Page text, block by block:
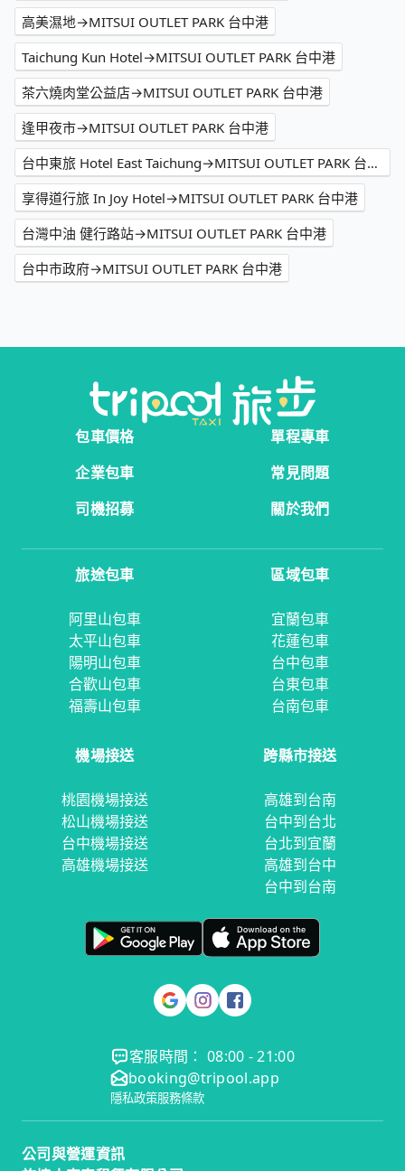
高美濕地→MITSUI OUTLET PARK 台中港
Taichung Kun Hotel→MITSUI OUTLET PARK 台中港
茶六燒肉堂公益店→MITSUI OUTLET PARK 台中港
逢甲夜市→MITSUI OUTLET PARK 台中港
台中東旅 Hotel East Taichung→MITSUI OUTLET PARK 台中港
享得道行旅 In Joy Hotel→MITSUI OUTLET PARK 台中港
台灣中油 健行路站→MITSUI OUTLET PARK 台中港
台中市政府→MITSUI OUTLET PARK 台中港
包車價格
單程專車
企業包車
常見問題
司機招募
關於我們
旅途包車
阿里山包車
太平山包車
陽明山包車
合歡山包車
福壽山包車
區域包車
宜蘭包車
花蓮包車
台中包車
台東包車
台南包車
機場接送
桃園機場接送
松山機場接送
台中機場接送
高雄機場接送
跨縣市接送
高雄到台南
台中到台北
台北到宜蘭
高雄到台中
台中到台南
客服時間： 08:00 - 21:00
booking@tripool.app
隱私政策服務條款
公司與營運資訊